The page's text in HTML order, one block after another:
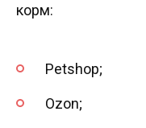
корм:
Petshop;
Ozon;